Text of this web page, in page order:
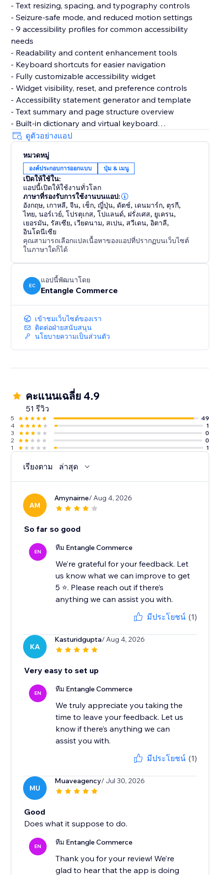
- Text resizing, spacing, and typography controls
- Seizure-safe mode, and reduced motion settings
- 9 accessibility profiles for common accessibility
needs
- Readability and content enhancement tools
- Keyboard shortcuts for easier navigation
- Fully customizable accessibility widget
- Widget visibility, reset, and preference controls
- Accessibility statement generator and template
- Text summary and page structure overview
- Built-in dictionary and virtual keyboard
- Motion reduction and media control settings
- Support for 60+ languages
- GDPR & CCPA cookie banner support
- Customizable cookie consent preferences
Why Choose AccessPro?
- Fast and simple installation
- Free plan available
- Cost-effective accessibility support solution
- Suitable for businesses of all sizes
- Designed for both usability and brand flexibility
ดูตัวอย่างแอป
หมวดหมู่
องค์ประกอบการออกแบบ ปุ่ม & เมนู
เปิดให้ใช้ใน:
แอปนี้เปิดให้ใช้งานทั่วโลก
ภาษาที่รองรับการใช้งานบนแอป:
อังกฤษ, เกาหลี,จีน, เช็ก,ญี่ปุ่น, ดัตช์, เดนมาร์ก, ตุรกี,
ไทย,นอร์เวย์,โปรตุเกส,โปแลนด์, ฝรั่งเศส, ยูเครน,
เยอรมัน,รัสเซีย, เวียดนาม, สเปน, สวีเดน,อิตาลี,
อินโดนีเซีย
คุณสามารถเลือกแปลเนื้อหาของแอปที่ปรากฏบนเว็บไซต์
ในภาษาใดก็ได้
EC
แอปนี้พัฒนาโดย
Entangle Commerce
เข้าชมเว็บไซต์ของเรา
ติดต่อฝ่ายสนับสนุน
นโยบายความเป็นส่วนตัว
คะแนนเฉลี่ย 4.9
51 รีวิว
5
49
4
1
3
0
2
0
1
1
เรียงตาม ล่าสุด
AM
Amynairne/ Aug 4, 2026
So far so good
EN ทีม Entangle Commerce
We’re grateful for your feedback. Let
us know what we can improve to get
5 ⭐️. Please reach out if there’s
มีประโยชน์ (1)
KA
Kasturidgupta/ Aug 4, 2026
Very easy to set up
EN ทีม Entangle Commerce
We truly appreciate you taking the
time to leave your feedback. Let us
know if there’s anything we can
มีประโยชน์ (1)
MU
Muaveagency/ Jul 30, 2026
Good
Does what it suppose to do.
EN ทีม Entangle Commerce
Thank you for your review! We’re
glad to hear that the app is doing